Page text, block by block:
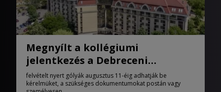
Megnyílt a kollégiumi
jelentkezés a Debreceni
Egyetemen
felvételt nyert gólyák augusztus 11-éig adhatják be
kérelmüket, a szükséges dokumentumokat postán vagy